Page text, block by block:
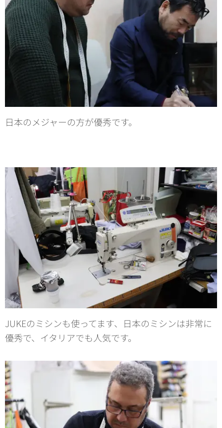
日本のメジャーの方が優秀です。
JUKEのミシンも使ってます、日本のミシンは非常に
優秀で、イタリアでも人気です。